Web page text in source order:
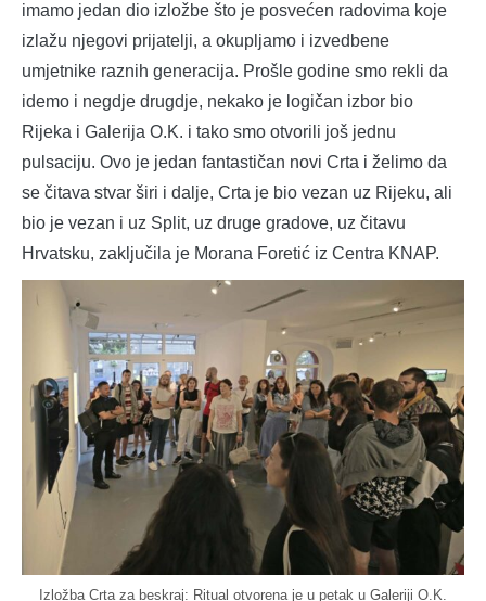
imamo jedan dio izložbe što je posvećen radovima koje
izlažu njegovi prijatelji, a okupljamo i izvedbene
umjetnike raznih generacija. Prošle godine smo rekli da
idemo i negdje drugdje, nekako je logičan izbor bio
Rijeka i Galerija O.K. i tako smo otvorili još jednu
pulsaciju. Ovo je jedan fantastičan novi Crta i želimo da
se čitava stvar širi i dalje, Crta je bio vezan uz Rijeku, ali
bio je vezan i uz Split, uz druge gradove, uz čitavu
Hrvatsku, zaključila je Morana Foretić iz Centra KNAP.
Izložba Crta za beskraj: Ritual otvorena je u petak u Galeriji O.K.